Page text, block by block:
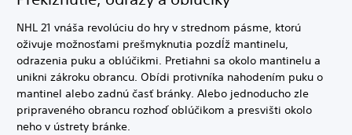
NHL 21 vnáša revolúciu do hry v strednom pásme, ktorú
oživuje možnosťami prešmyknutia pozdĺž mantinelu,
odrazenia puku a oblúčikmi. Pretiahni sa okolo mantinelu a
unikni zákroku obrancu. Obídi protivníka nahodením puku o
mantinel alebo zadnú časť bránky. Alebo jednoducho zle
pripraveného obrancu rozhoď oblúčikom a presvišti okolo
neho v ústrety bránke.